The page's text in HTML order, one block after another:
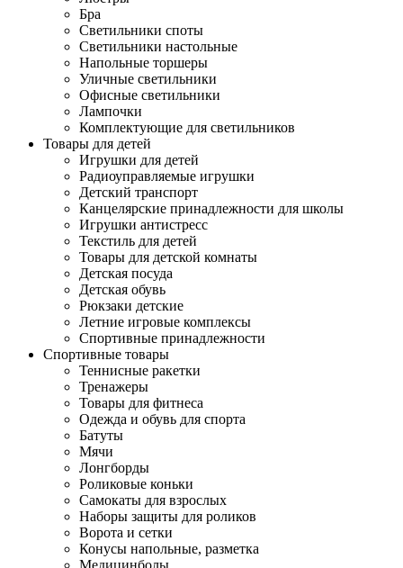
Бра
Светильники споты
Светильники настольные
Напольные торшеры
Уличные светильники
Офисные светильники
Лампочки
Комплектующие для светильников
Товары для детей
Игрушки для детей
Радиоуправляемые игрушки
Детский транспорт
Канцелярские принадлежности для школы
Игрушки антистресс
Текстиль для детей
Товары для детской комнаты
Детская посуда
Детская обувь
Рюкзаки детские
Летние игровые комплексы
Спортивные принадлежности
Спортивные товары
Теннисные ракетки
Тренажеры
Товары для фитнеса
Одежда и обувь для спорта
Батуты
Мячи
Лонгборды
Роликовые коньки
Самокаты для взрослых
Наборы защиты для роликов
Ворота и сетки
Конусы напольные, разметка
Медицинболы